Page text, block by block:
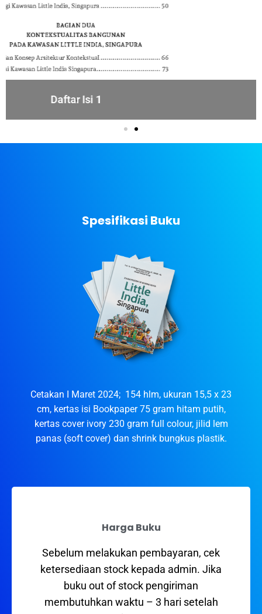
Spesifikasi Buku
Cetakan I Maret 2024; 154 hlm, ukuran 15,5 x 23
cm, kertas isi Bookpaper 75 gram hitam putih,
kertas cover ivory 230 gram full colour, jilid lem
panas (soft cover) dan shrink bungkus plastik.
Harga Buku
Sebelum melakukan pembayaran, cek
ketersediaan stock kepada admin. Jika
buku out of stock pengiriman
membutuhkan waktu – 3 hari setelah